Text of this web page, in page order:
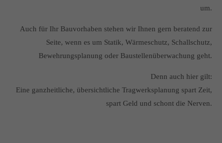
um.
Auch für Ihr Bauvorhaben stehen wir Ihnen gern beratend zur
Seite, wenn es um Statik, Wärmeschutz, Schallschutz,
Bewehrungsplanung oder Baustellenüberwachung geht.
Denn auch hier gilt:
Eine ganzheitliche, übersichtliche Tragwerksplanung spart Zeit,
spart Geld und schont die Nerven.